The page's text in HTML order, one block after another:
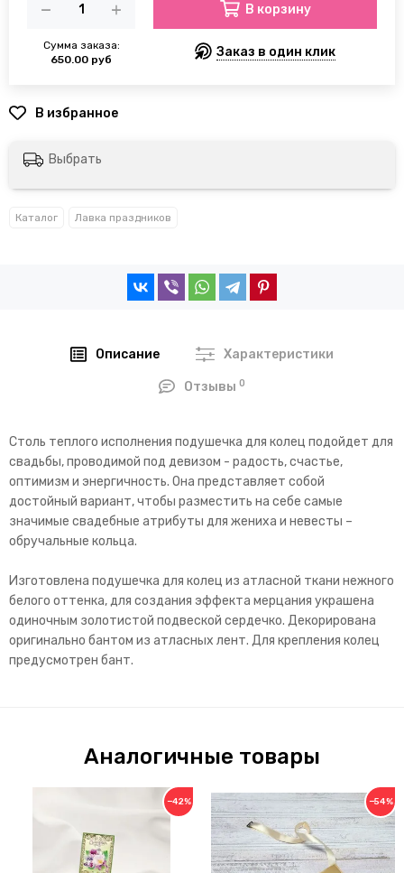
Сумма заказа:
650.00 руб
В корзину
Заказ в один клик
Выбрать
Каталог Лавка праздников
Описание Характеристики
Отзывы0
Столь теплого исполнения подушечка для колец подойдет для
свадьбы, проводимой под девизом - радость, счастье,
оптимизм и энергичность. Она представляет собой
достойный вариант, чтобы разместить на себе самые
значимые свадебные атрибуты для жениха и невесты –
обручальные кольца.
Изготовлена подушечка для колец из атласной ткани нежного
белого оттенка, для создания эффекта мерцания украшена
одиночным золотистой подвеской сердечко. Декорирована
оригинально бантом из атласных лент. Для крепления колец
предусмотрен бант.
Аналогичные товары
−42% −54%